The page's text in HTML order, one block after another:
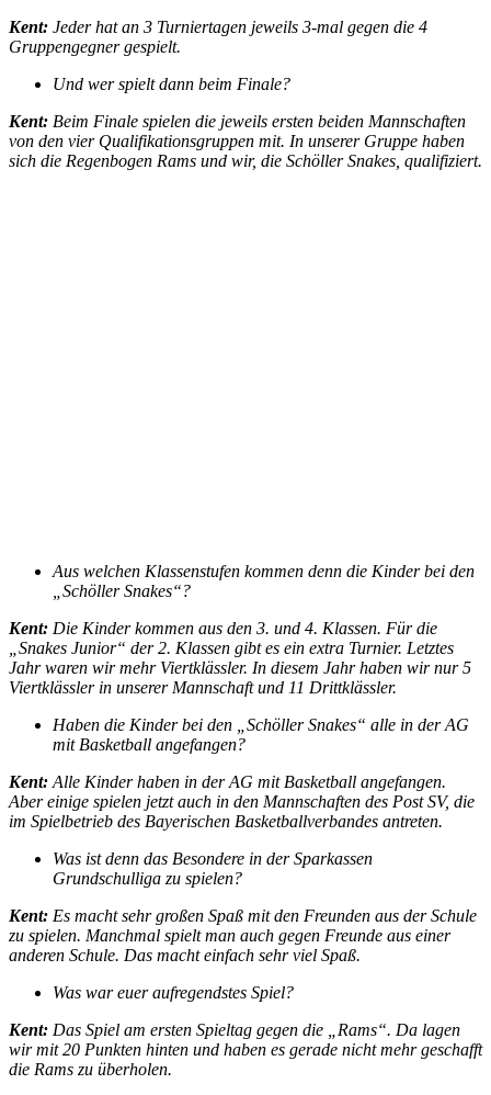
Kent: Jeder hat an 3 Turniertagen jeweils 3-mal gegen die 4
Gruppengegner gespielt.
Und wer spielt dann beim Finale?
Kent: Beim Finale spielen die jeweils ersten beiden Mannschaften
von den vier Qualifikationsgruppen mit. In unserer Gruppe haben
sich die Regenbogen Rams und wir, die Schöller Snakes, qualifiziert.
Aus welchen Klassenstufen kommen denn die Kinder bei den
„Schöller Snakes“?
Kent: Die Kinder kommen aus den 3. und 4. Klassen. Für die
„Snakes Junior“ der 2. Klassen gibt es ein extra Turnier. Letztes
Jahr waren wir mehr Viertklässler. In diesem Jahr haben wir nur 5
Viertklässler in unserer Mannschaft und 11 Drittklässler.
Haben die Kinder bei den „Schöller Snakes“ alle in der AG
mit Basketball angefangen?
Kent: Alle Kinder haben in der AG mit Basketball angefangen.
Aber einige spielen jetzt auch in den Mannschaften des Post SV, die
im Spielbetrieb des Bayerischen Basketballverbandes antreten.
Was ist denn das Besondere in der Sparkassen
Grundschulliga zu spielen?
Kent: Es macht sehr großen Spaß mit den Freunden aus der Schule
zu spielen. Manchmal spielt man auch gegen Freunde aus einer
anderen Schule. Das macht einfach sehr viel Spaß.
Was war euer aufregendstes Spiel?
Kent: Das Spiel am ersten Spieltag gegen die „Rams“. Da lagen
wir mit 20 Punkten hinten und haben es gerade nicht mehr geschafft
die Rams zu überholen.